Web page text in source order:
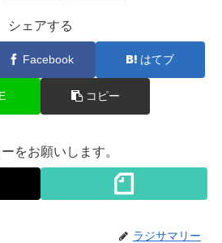
シェアする
Facebook はてブ
コピー
をお願いします。
ラジサマリー